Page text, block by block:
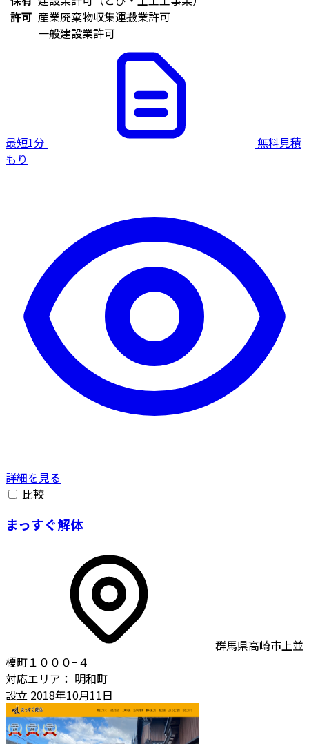
許可 産業廃棄物収集運搬業許可
一般建設業許可
最短1分
無料見積
もり
詳細を見る
比較
まっすぐ解体
群馬県高崎市上並
榎町１０００−４
対応エリア： 明和町
設立 2018年10月11日